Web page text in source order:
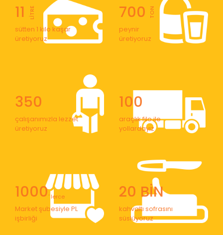
11 LİTRE
sütten 1 kilo kaşar
üretiyoruz
700 TON
peynir
üretiyoruz
350
çalışanımızla lezzet
üretiyoruz
100
araçlık filo ile
yollardayız
1000' lerce
Market şubesiyle PL
işbirliği
20 BİN
kahvaltı sofrasını
süslüyoruz